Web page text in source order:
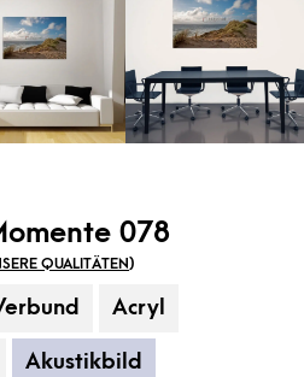
078
QUALITÄTEN)
Acryl
Akustikbild